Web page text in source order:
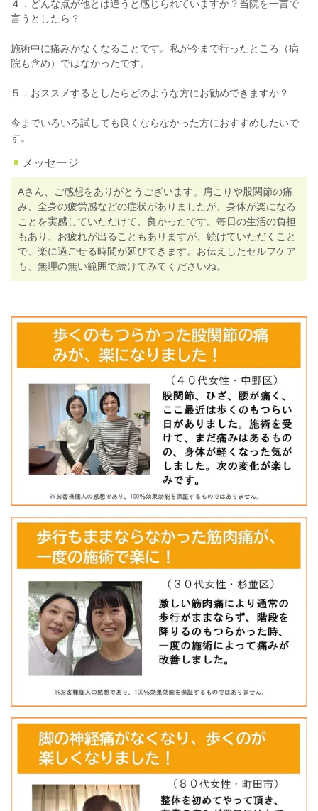
４．どんな点が他とは違うと感じられていますか？当院を一言で
言うとしたら？
施術中に痛みがなくなることです。私が今まで行ったところ（病
院も含め）ではなかったです。
５．おススメするとしたらどのような方にお勧めできますか？
今までいろいろ試しても良くならなかった方におすすめしたいで
す。
メッセージ
Aさん、ご感想をありがとうございます。肩こりや股関節の痛
み、全身の疲労感などの症状がありましたが、身体が楽になる
ことを実感していただけて、良かったです。毎日の生活の負担
もあり、お疲れが出ることもありますが、続けていただくこと
で、楽に過ごせる時間が延びてきます。お伝えしたセルフケア
も、無理の無い範囲で続けてみてくださいね。